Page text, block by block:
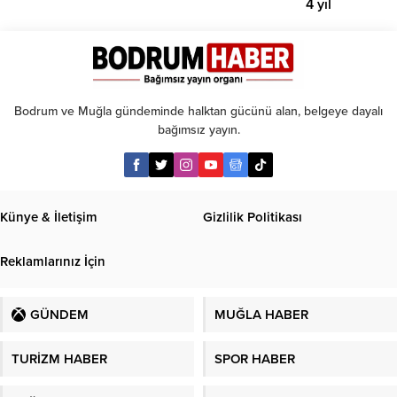
4 yıl
Bodrum ve Muğla gündeminde halktan gücünü alan, belgeye dayalı
bağımsız yayın.
Künye & İletişim Gizlilik Politikası
Reklamlarınız İçin
GÜNDEM MUĞLA HABER
TURİZM HABER SPOR HABER